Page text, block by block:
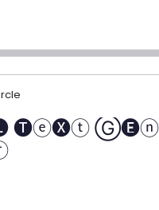
🅣ⓔ🅧ⓣ